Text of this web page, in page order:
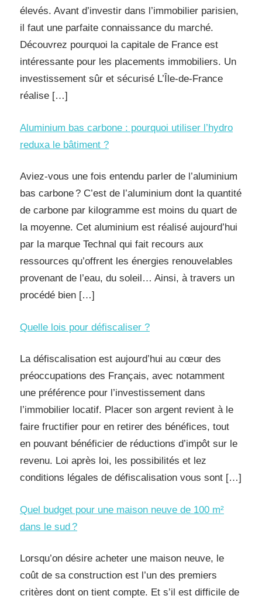
élevés. Avant d’investir dans l’immobilier parisien,
il faut une parfaite connaissance du marché.
Découvrez pourquoi la capitale de France est
intéressante pour les placements immobiliers. Un
investissement sûr et sécurisé L’Île-de-France
réalise […]
Aluminium bas carbone : pourquoi utiliser l’hydro
reduxa le bâtiment ?
Aviez-vous une fois entendu parler de l’aluminium
bas carbone ? C’est de l’aluminium dont la quantité
de carbone par kilogramme est moins du quart de
la moyenne. Cet aluminium est réalisé aujourd’hui
par la marque Technal qui fait recours aux
ressources qu’offrent les énergies renouvelables
provenant de l’eau, du soleil… Ainsi, à travers un
procédé bien […]
Quelle lois pour défiscaliser ?
La défiscalisation est aujourd’hui au cœur des
préoccupations des Français, avec notamment
une préférence pour l’investissement dans
l’immobilier locatif. Placer son argent revient à le
faire fructifier pour en retirer des bénéfices, tout
en pouvant bénéficier de réductions d’impôt sur le
revenu. Loi après loi, les possibilités et lez
conditions légales de défiscalisation vous sont […]
Quel budget pour une maison neuve de 100 m²
dans le sud ?
Lorsqu’on désire acheter une maison neuve, le
coût de sa construction est l’un des premiers
critères dont on tient compte. Et s’il est difficile de